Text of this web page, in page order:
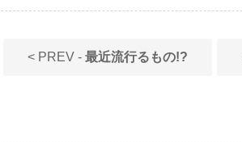
< PREV - 最近流行るもの!?